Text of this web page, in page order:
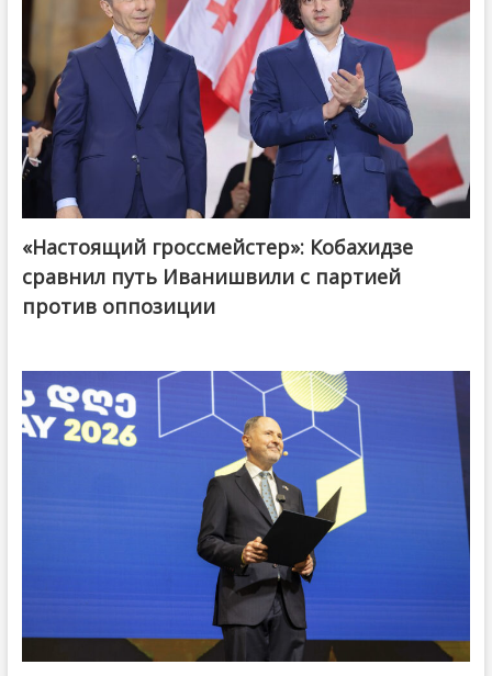
@ქართული ოცნება / Georgian Dream
«Настоящий гроссмейстер»: Кобахидзе
сравнил путь Иванишвили с партией
против оппозиции